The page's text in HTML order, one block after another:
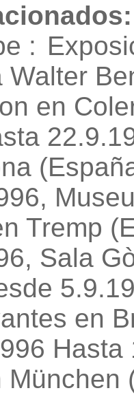
:
Walter
en
Tremp
Sala
en
München